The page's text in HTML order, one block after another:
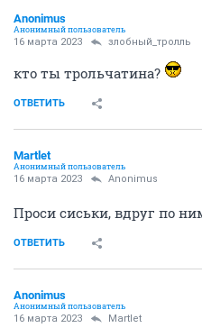
Anоnimus
Анонимный пользователь
16 марта 2023 злобный_тролль
кто ты трольчатина?
ОТВЕТИТЬ
Мartlet
Анонимный пользователь
16 марта 2023 Anоnimus
Проси сиськи, вдруг по
ОТВЕТИТЬ
Anоnimus
Анонимный пользователь
16 марта 2023 Мartlet